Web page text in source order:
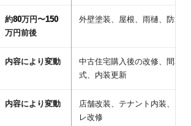
約80万円〜150
万円前後
外壁塗装、屋根、雨樋、防水
内容により変動
中古住宅購入後の改修、間取
式、内装更新
内容により変動
店舗改装、テナント内装、床
レ改修